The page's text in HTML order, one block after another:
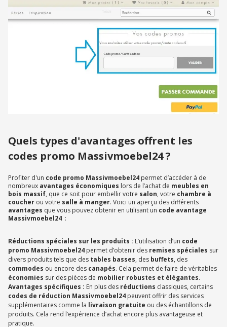
Quels types d'avantages offrent les
codes promo Massivmoebel24 ?
Profiter d'un code promo Massivmoebel24 permet d’accéder à de
nombreux avantages économiques lors de l’achat de meubles en
bois massif, que ce soit pour embellir votre salon, votre chambre à
coucher ou votre salle à manger. Voici un aperçu des différents
avantages que vous pouvez obtenir en utilisant un code avantage
Massivmoebel24 :
Réductions spéciales sur les produits : L’utilisation d’un code
promo Massivmoebel24 permet d’obtenir des remises spéciales sur
divers produits tels que des tables basses, des buffets, des
commodes ou encore des canapés. Cela permet de faire de véritables
économies sur des pièces de mobilier robustes et élégantes.
Avantages spécifiques : En plus des réductions classiques, certains
codes de réduction Massivmoebel24 peuvent offrir des services
supplémentaires comme la livraison gratuite ou des échantillons de
produits. Cela rend l’expérience d’achat encore plus avantageuse et
pratique.